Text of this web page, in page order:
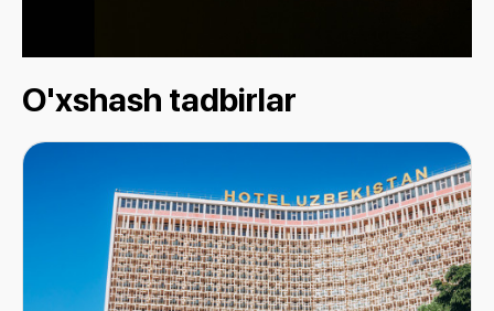
O'xshash tadbirlar